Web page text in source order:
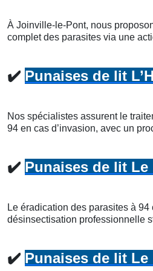
À Joinville-le-Pont, nous
complet des parasites via une
✔️ Punaises de lit
Nos spécialistes assurent le
94 en cas d’invasion, avec un
✔️ Punaises de lit
Le éradication des parasites à
désinsectisation professionnelle
✔️ Punaises de lit Le